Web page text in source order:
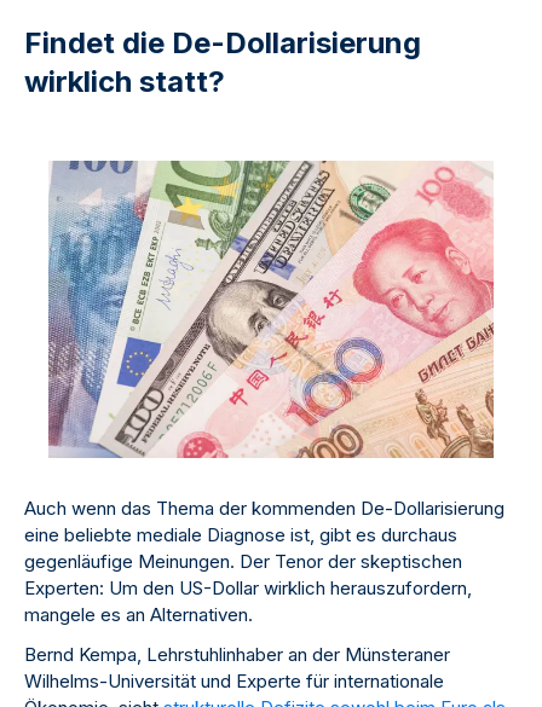
Findet die De-Dollarisierung
wirklich statt?
Auch wenn das Thema der kommenden De-Dollarisierung
eine beliebte mediale Diagnose ist, gibt es durchaus
gegenläufige Meinungen. Der Tenor der skeptischen
Experten: Um den US-Dollar wirklich herauszufordern,
mangele es an Alternativen.
Bernd Kempa, Lehrstuhlinhaber an der Münsteraner
Wilhelms-Universität und Experte für internationale